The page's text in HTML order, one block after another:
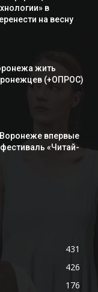
в
на весну
жить
(+ОПРОС)
впервые
«Читай-
431
426
176